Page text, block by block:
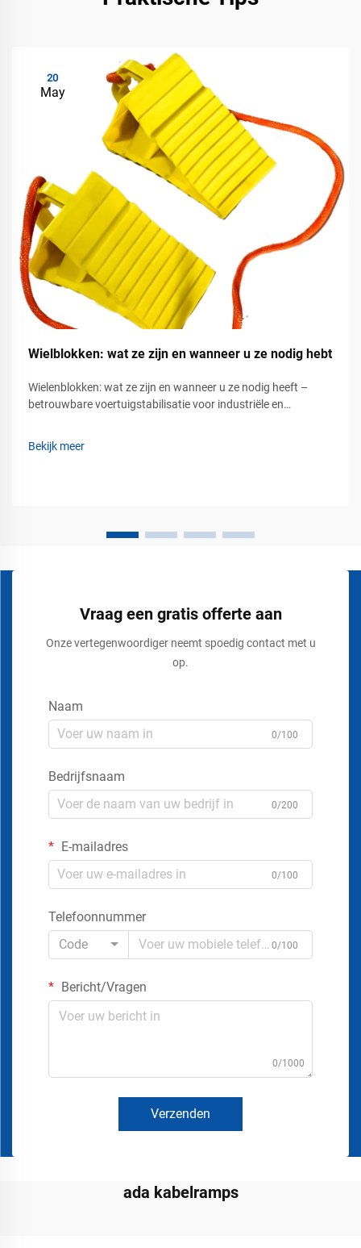
20
May
Wielblokken: wat ze zijn en wanneer u ze nodig hebt
Wielenblokken: wat ze zijn en wanneer u ze nodig heeft –
betrouwbare voertuigstabilisatie voor industriële en
op laad- en losperrons, op luchthavens, bouwplaatsen en...
Bekijk meer
Vraag een gratis offerte aan
Onze vertegenwoordiger neemt spoedig contact met u
op.
Naam
0/100
Bedrijfsnaam
0/200
E-mailadres
0/100
Telefoonnummer
Code
0/100
Bericht/Vragen
0/1000
Verzenden
ada kabelramps